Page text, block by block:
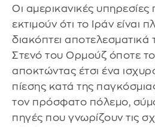
Οι αμερικανικές
εκτιμούν ότι το Ιράν είναι
διακόπτει αποτελεσματικά
Στενό του Ορμούζ όποτε το
αποκτώντας έτσι ένα
πίεσης κατά της
τον πρόσφατο πόλεμο,
πηγές που γνωρίζουν τις